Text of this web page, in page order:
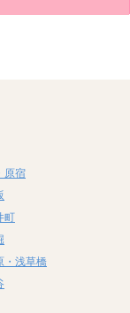
原宿
町
・浅草橋